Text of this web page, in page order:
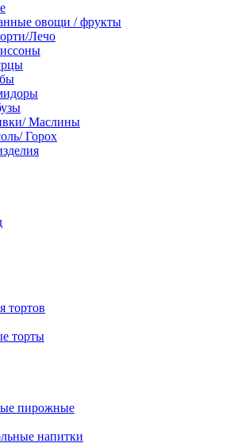
овощи / фрукты
Лечо
Маслины
Горох
тортов
торты
пирожные
напитки